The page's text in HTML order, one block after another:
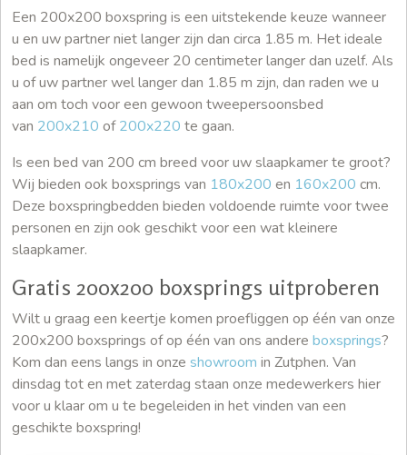
Een 200x200 boxspring is een uitstekende keuze wanneer
u en uw partner niet langer zijn dan circa 1.85 m. Het ideale
bed is namelijk ongeveer 20 centimeter langer dan uzelf. Als
u of uw partner wel langer dan 1.85 m zijn, dan raden we u
aan om toch voor een gewoon tweepersoonsbed
van 200x210 of200x220 te gaan.
Is een bed van 200 cm breed voor uw slaapkamer te groot?
Wij bieden ook boxsprings van 180x200 en 160x200 cm.
Deze boxspringbedden bieden voldoende ruimte voor twee
personen en zijn ook geschikt voor een wat kleinere
slaapkamer.
Gratis 200x200 boxsprings uitproberen
Wilt u graag een keertje komen proefliggen op één van onze
200x200 boxsprings of op één van ons andere boxsprings?
Kom dan eens langs in onze showroom in Zutphen. Van
dinsdag tot en met zaterdag staan onze medewerkers hier
voor u klaar om u te begeleiden in het vinden van een
geschikte boxspring!